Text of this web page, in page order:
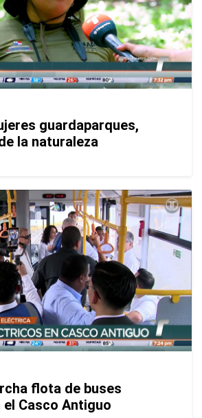
guardaparques,
la naturaleza
flota de buses
Casco Antiguo